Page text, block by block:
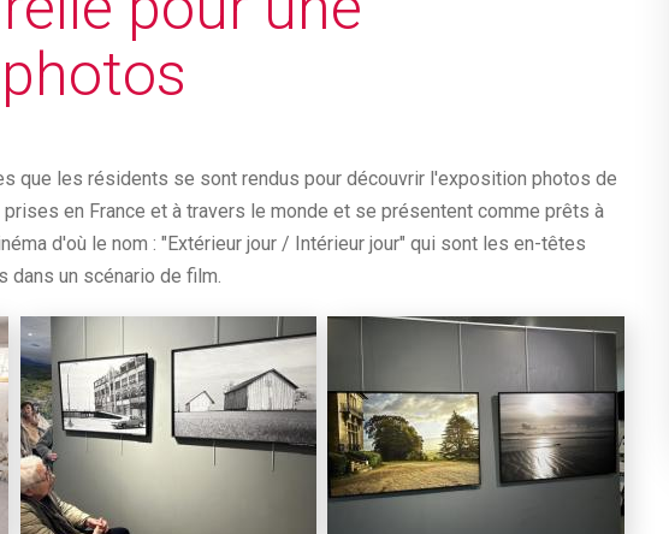
que les résidents se sont rendus pour découvrir l'exposition photos de
en France et à travers le monde et se présentent comme prêts à
d'où le nom : "Extérieur jour / Intérieur jour" qui sont les en-têtes
dans un scénario de film.